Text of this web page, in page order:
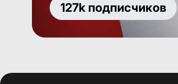
127k подписчиков